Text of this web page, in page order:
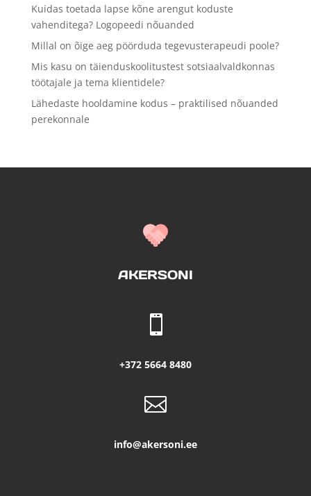
Kuidas toetada lapse kõne arengut koduste
vahenditega? Logopeedi nõuanded
Millal on õige aeg pöörduda tegevusterapeudi poole?
Mis kasu on täienduskoolitustest sotsiaalvaldkonnas
töötajale ja tema klientidele?
Lähedaste hooldamine kodus – praktilised nõuanded
perekonnale
AKERSONI

+372 5664 8480

info@akersoni.ee